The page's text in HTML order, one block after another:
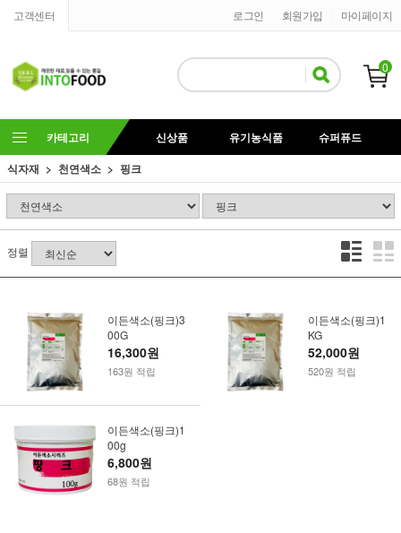
고객센터 마이페이지
회원가입
로그인
0
카테고리 신상품 유기농식품
슈퍼퓨드
식자재
천연색소 핑크
정렬
이든색소(핑크)3
00G
16,300원
163원 적립
이든색소(핑크)1
KG
52,000원
520원 적립
이든색소(핑크)1
00g
6,800원
68원 적립